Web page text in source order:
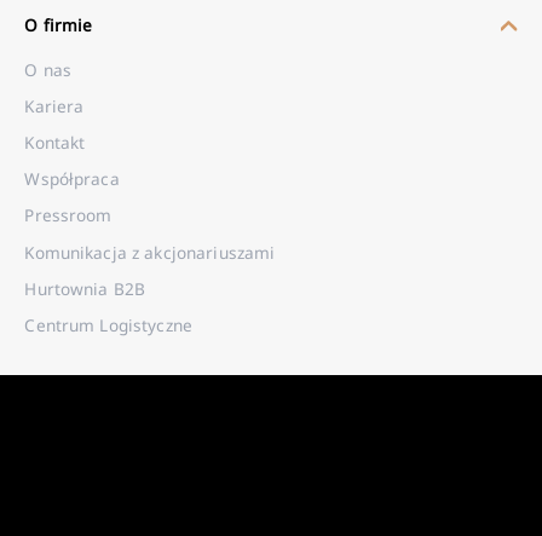
O firmie
O nas
Kariera
Kontakt
Współpraca
Pressroom
Komunikacja z akcjonariuszami
Hurtownia B2B
Centrum Logistyczne